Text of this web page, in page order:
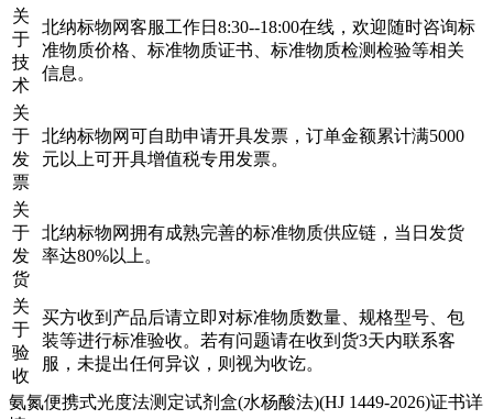
关
于
技
术
北纳标物网客服工作日8:30--18:00在线，欢迎随时咨询标
准物质价格、标准物质证书、标准物质检测检验等相关
信息。
关
于
发
票
北纳标物网可自助申请开具发票，订单金额累计满5000
元以上可开具增值税专用发票。
关
于
发
货
北纳标物网拥有成熟完善的标准物质供应链，当日发货
率达80%以上。
关
于
验
收
买方收到产品后请立即对标准物质数量、规格型号、包
装等进行标准验收。若有问题请在收到货3天内联系客
服，未提出任何异议，则视为收讫。
氨氮便携式光度法测定试剂盒(水杨酸法)(HJ 1449-2026)证书详